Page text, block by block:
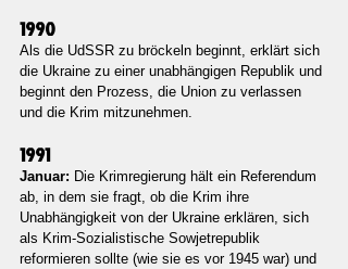
1990
Als die UdSSR zu bröckeln beginnt, erklärt sich
die Ukraine zu einer unabhängigen Republik und
beginnt den Prozess, die Union zu verlassen
und die Krim mitzunehmen.
1991
Januar: Die Krimregierung hält ein Referendum
ab, in dem sie fragt, ob die Krim ihre
Unabhängigkeit von der Ukraine erklären, sich
als Krim-Sozialistische Sowjetrepublik
reformieren sollte (wie sie es vor 1945 war) und